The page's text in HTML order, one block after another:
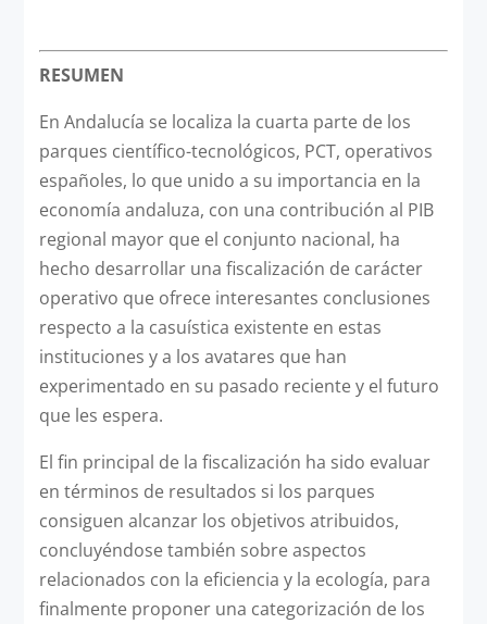
RESUMEN
En Andalucía se localiza la cuarta parte de los
parques científico-tecnológicos, PCT, operativos
españoles, lo que unido a su importancia en la
economía andaluza, con una contribución al PIB
regional mayor que el conjunto nacional, ha
hecho desarrollar una fiscalización de carácter
operativo que ofrece interesantes conclusiones
respecto a la casuística existente en estas
instituciones y a los avatares que han
experimentado en su pasado reciente y el futuro
que les espera.
El fin principal de la fiscalización ha sido evaluar
en términos de resultados si los parques
consiguen alcanzar los objetivos atribuidos,
concluyéndose también sobre aspectos
relacionados con la eficiencia y la ecología, para
finalmente proponer una categorización de los